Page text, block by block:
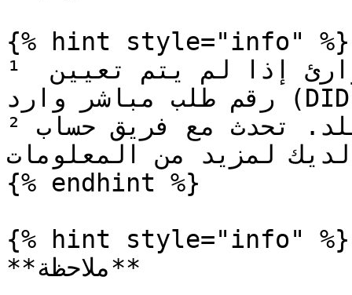
{% hint style="info" %}
¹ يتطلب ذلك مجموعة أرقام الطوارئ إذا لم يتم تعيين
رقم طلب مباشر وارد (DID).\
² تختلف التوفّر حسب البلد. تحدث مع فريق حساب Zoom
لديك لمزيد من المعلومات.
{% endhint %}
{% hint style="info" %}
**ملاحظة**